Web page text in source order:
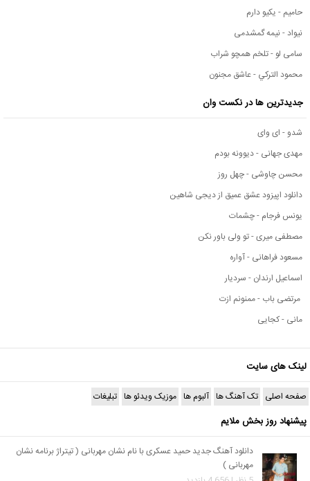
حامیم - یکیو دارم
نیواد - نیمه گمشدمی
سامی لو - تلخم همچو شراب
محمود التركي - عاشق مجنون
جدیدترین ها در نکست وان
شدو - ای وای
مهدی جهانی - دیوونه بودم
محسن چاوشی - چهل روز
دانلود اپیزود عشق عمیق از دیجی شاهین
یونس فرجام - چشمات
مصطفی میری - تو ولی باور نکن
مسعود فراهانی - آواره
اسماعیل ارندان - سردیار
مرتضی باب - ممنونم ازت
مانی - کجایی
لینک های سایت
صفحه اصلی تک آهنگ ها آلبوم ها موزیک ویدئو ها تبلیغات
پیشنهاد روز بخش ملایم
دانلود آهنگ جدید حمید عسکری با نام نشان مهربانی ( تیتراژ برنامه نشان
مهربانی )